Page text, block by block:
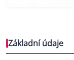
Základní údaje